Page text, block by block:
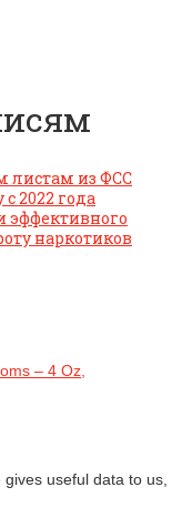
листам из ФСС
2022 года
наркотиков
– 4 Oz,
useful data to us,